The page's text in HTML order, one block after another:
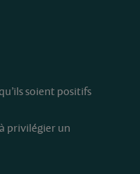
soient positifs
privilégier un